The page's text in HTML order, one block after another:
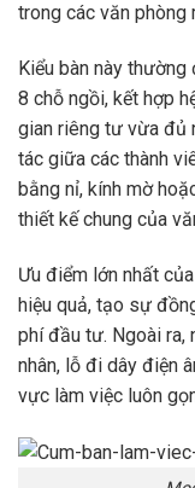
trong các văn phòng
Kiểu bàn này
8 chỗ ngồi, kết hợp
gian riêng tư vừa đủ
tác giữa các thành
bằng nỉ, kính mờ
thiết kế chung của
Ưu điểm lớn nhất
hiệu quả, tạo sự
phí đầu tư. Ngoài ra,
nhân, lỗ đi dây điện
vực làm việc luôn